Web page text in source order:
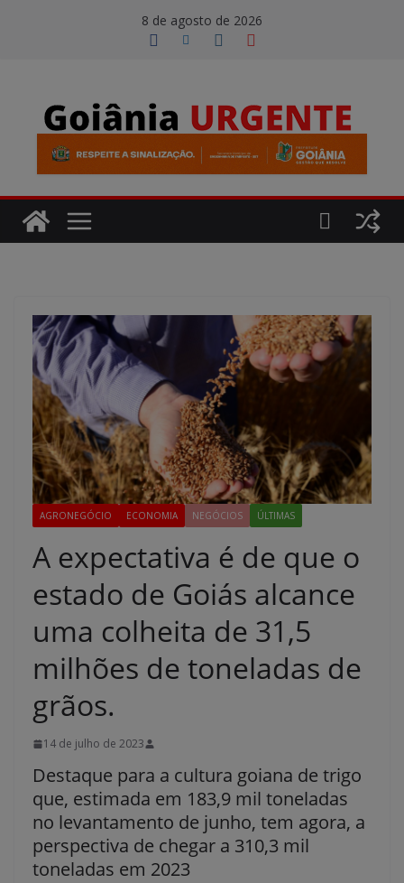
8 de agosto de 2026
AGRONEGÓCIO ECONOMIA NEGÓCIOS ÚLTIMAS
A expectativa é de que o
estado de Goiás alcance
uma colheita de 31,5
milhões de toneladas de
grãos.
14 de julho de 2023
Destaque para a cultura goiana de trigo
que, estimada em 183,9 mil toneladas
no levantamento de junho, tem agora, a
perspectiva de chegar a 310,3 mil
toneladas em 2023
modal-check